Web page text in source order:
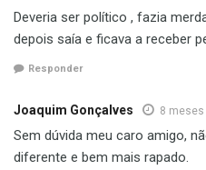
Deveria ser político , fazia
depois saía e ficava a receber
Responder
Joaquim Gonçalves 8 meses
Sem dúvida meu caro amigo,
diferente e bem mais rapado.